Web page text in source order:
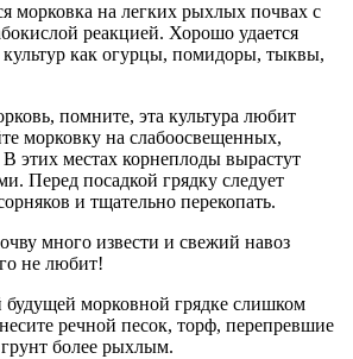
морковка на легких рыхлых почвах с
реакцией. Хорошо удается
культур как огурцы, помидоры, тыквы,
помните, эта культура любит
морковку на слабоосвещенных,
этих местах корнеплоды вырастут
Перед посадкой грядку следует
и тщательно перекопать.
много извести и свежий навоз
не любит!
морковной грядке слишком
речной песок, торф, перепревшие
более рыхлым.